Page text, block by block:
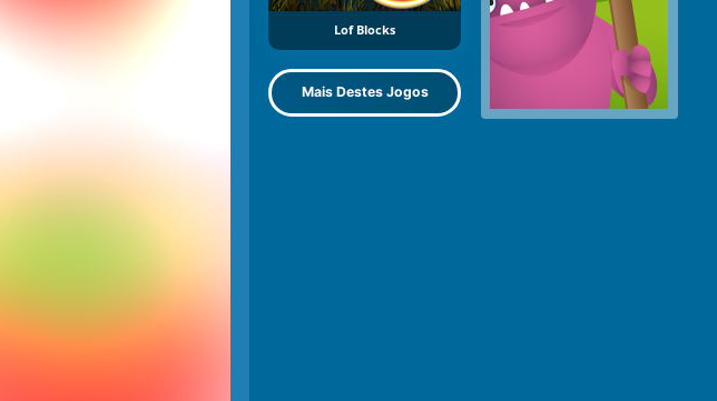
Lof Blocks
Mais Destes Jogos